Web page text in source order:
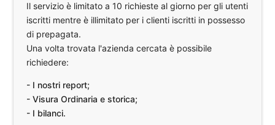
Il servizio è limitato a 10 richieste al giorno per gli utenti
iscritti mentre è illimitato per i clienti iscritti in possesso
di prepagata.
Una volta trovata l'azienda cercata è possibile
richiedere:
- I nostri report;
- Visura Ordinaria e storica;
- I bilanci.